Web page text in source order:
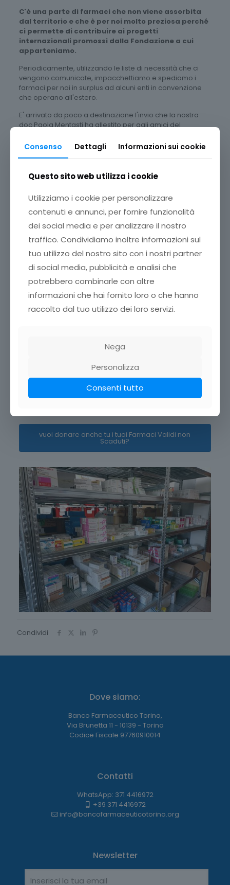
C'è una parte di farmaci che non viene assorbita
dal territorio e che è per noi molto preziosa perché
ci permette di contribuire ai progetti
internazionali promossi dalla Fondazione a cui
apparteniamo.
Periodicamente, utilizzando le liste di necessità che ci
vengono comunicate, impacchettiamo e spediamo i
farmaci per noi in surplus ad alcuni enti in convenzione
che operano all'estero.
E' arrivato da poco a destinazione l'invio che la nostra
doc Paola Mentasti ha allestito per agli amici del
Quando donate un farmaco, contribuite,sempre , a
cambiare il mondo.
per conoscere Comitato per la lotta contro la fame
nel mondo
vuoi donare anche tu i tuoi Farmaci Validi non
Scaduti?
Condividi
Dove siamo:
Banco Farmaceutico Torino,
Via Brunetta 11 - 10139 - Torino
Codice Fiscale 97760910014
Contatti
WhatsApp: 371 4416972
+39 371 4416972
info@bancofarmaceuticotorino.org
Newsletter
Consenso Dettagli Informazioni sui cookie
Questo sito web utilizza i cookie
Utilizziamo i cookie per personalizzare
contenuti e annunci, per fornire funzionalità
dei social media e per analizzare il nostro
traffico. Condividiamo inoltre informazioni sul
tuo utilizzo del nostro sito con i nostri partner
di social media, pubblicità e analisi che
potrebbero combinarle con altre
informazioni che hai fornito loro o che hanno
raccolto dal tuo utilizzo dei loro servizi.
Nega
Personalizza
Consenti tutto